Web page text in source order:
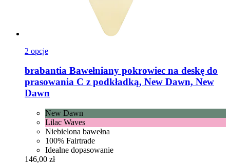
2 opcje
brabantia Bawełniany pokrowiec na deskę do
prasowania C z podkładką, New Dawn, New
Dawn
New Dawn
Lilac Waves
Niebielona bawełna
100% Fairtrade
Idealne dopasowanie
146,00 zł